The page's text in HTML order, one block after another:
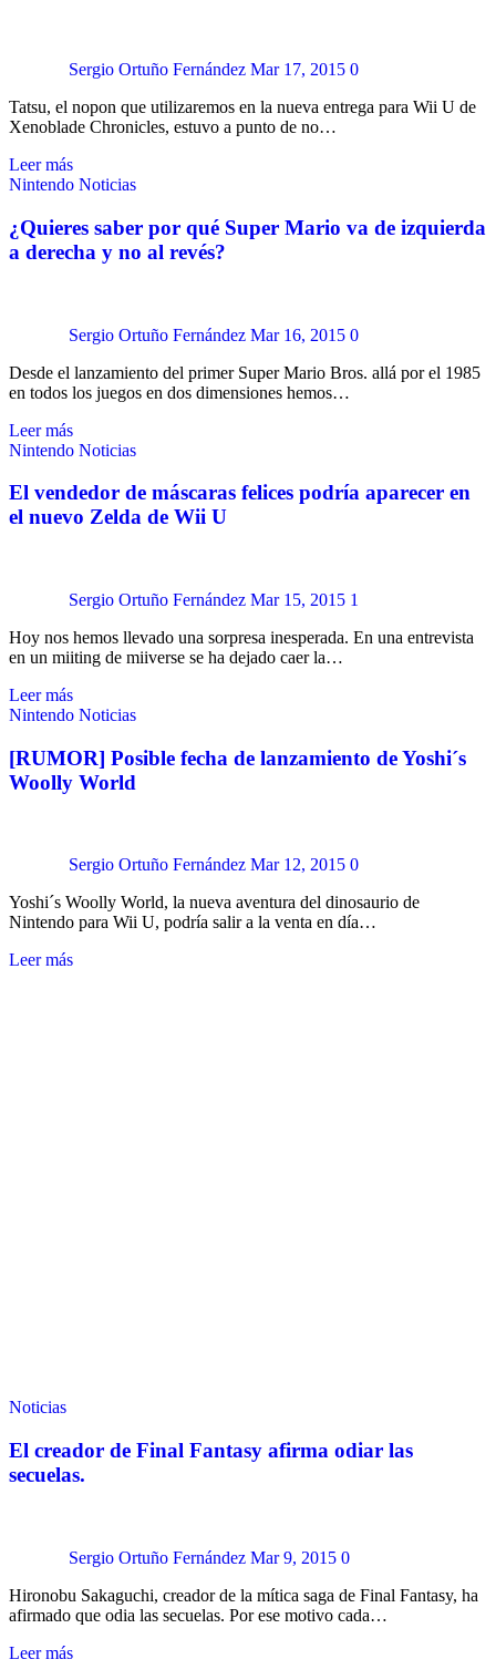
Sergio Ortuño Fernández Mar 17, 2015 0
Tatsu, el nopon que utilizaremos en la nueva entrega para Wii U de
Xenoblade Chronicles, estuvo a punto de no…
Leer más
Nintendo Noticias
¿Quieres saber por qué Super Mario va de izquierda
a derecha y no al revés?
Sergio Ortuño Fernández Mar 16, 2015 0
Desde el lanzamiento del primer Super Mario Bros. allá por el 1985
en todos los juegos en dos dimensiones hemos…
Leer más
Nintendo Noticias
El vendedor de máscaras felices podría aparecer en
el nuevo Zelda de Wii U
Sergio Ortuño Fernández Mar 15, 2015 1
Hoy nos hemos llevado una sorpresa inesperada. En una entrevista
en un miiting de miiverse se ha dejado caer la…
Leer más
Nintendo Noticias
[RUMOR] Posible fecha de lanzamiento de Yoshi´s
Woolly World
Sergio Ortuño Fernández Mar 12, 2015 0
Yoshi´s Woolly World, la nueva aventura del dinosaurio de
Nintendo para Wii U, podría salir a la venta en día…
Leer más
Noticias
El creador de Final Fantasy afirma odiar las
secuelas.
Sergio Ortuño Fernández Mar 9, 2015 0
Hironobu Sakaguchi, creador de la mítica saga de Final Fantasy, ha
afirmado que odia las secuelas. Por ese motivo cada…
Leer más